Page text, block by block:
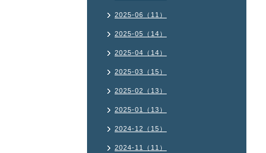
2025-06（11）
2025-05（14）
2025-04（14）
2025-03（15）
2025-02（13）
2025-01（13）
2024-12（15）
2024-11（11）